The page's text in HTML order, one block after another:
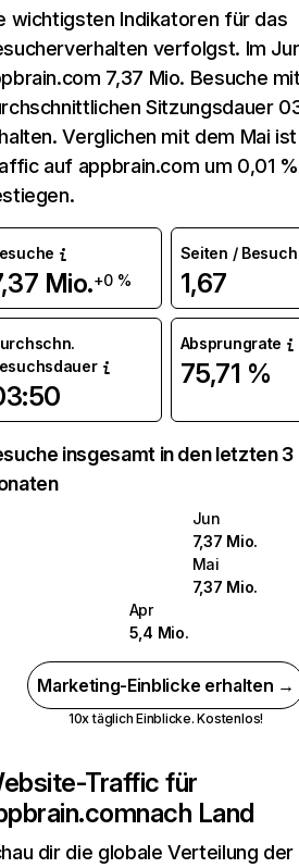
wichtigsten Indikatoren für das
verfolgst. Im
7,37 Mio. Besuche
Sitzungsdauer
Verglichen mit dem Mai
auf appbrain.com um 0,01 %
Mio.+0 %
Seiten / Besuch
1,67
Absprungrate
75,71 %
insgesamt in den letzten 3
Jun
7,37 Mio.
Mai
7,37 Mio.
Apr
5,4 Mio.
Marketing-Einblicke erhalten →
10x täglich Einblicke. Kostenlos!
Traffic für
nach Land
dir die globale Verteilung der